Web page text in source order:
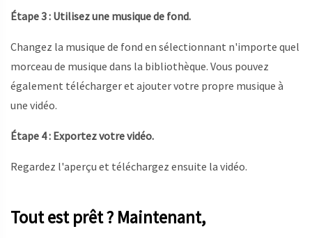
Étape 3 : Utilisez une musique de fond.
Changez la musique de fond en sélectionnant n'importe quel
morceau de musique dans la bibliothèque. Vous pouvez
également télécharger et ajouter votre propre musique à
une vidéo.
Étape 4 : Exportez votre vidéo.
Regardez l'aperçu et téléchargez ensuite la vidéo.
Tout est prêt ? Maintenant,